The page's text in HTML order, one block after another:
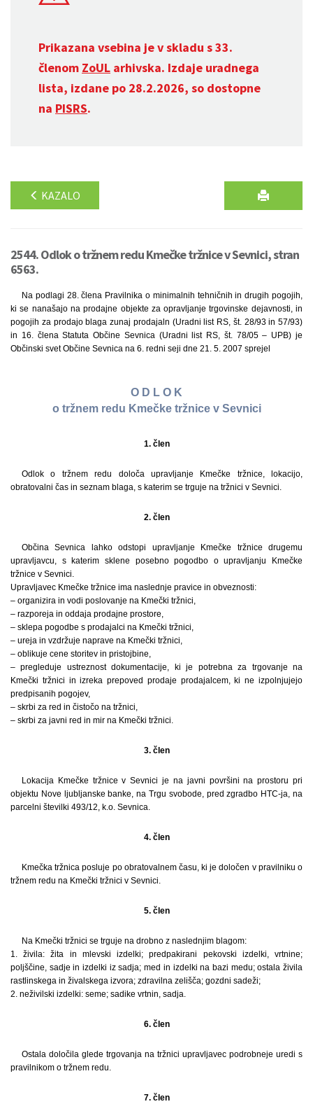
Prikazana vsebina je v skladu s 33.
členom ZoUL arhivska. Izdaje uradnega
lista, izdane po 28.2.2026, so dostopne
na PISRS.
KAZALO
2544. Odlok o tržnem redu Kmečke tržnice v Sevnici, stran
6563.
Na podlagi 28. člena Pravilnika o minimalnih tehničnih in drugih pogojih,
ki se nanašajo na prodajne objekte za opravljanje trgovinske dejavnosti, in
pogojih za prodajo blaga zunaj prodajaln (Uradni list RS, št. 28/93 in 57/93)
in 16. člena Statuta Občine Sevnica (Uradni list RS, št. 78/05 – UPB) je
Občinski svet Občine Sevnica na 6. redni seji dne 21. 5. 2007 sprejel
O D L O K
o tržnem redu Kmečke tržnice v Sevnici
1. člen
Odlok o tržnem redu določa upravljanje Kmečke tržnice, lokacijo,
obratovalni čas in seznam blaga, s katerim se trguje na tržnici v Sevnici.
2. člen
Občina Sevnica lahko odstopi upravljanje Kmečke tržnice drugemu
upravljavcu, s katerim sklene posebno pogodbo o upravljanju Kmečke
tržnice v Sevnici.
Upravljavec Kmečke tržnice ima naslednje pravice in obveznosti:
– organizira in vodi poslovanje na Kmečki tržnici,
– razporeja in oddaja prodajne prostore,
– sklepa pogodbe s prodajalci na Kmečki tržnici,
– ureja in vzdržuje naprave na Kmečki tržnici,
– oblikuje cene storitev in pristojbine,
– pregleduje ustreznost dokumentacije, ki je potrebna za trgovanje na
Kmečki tržnici in izreka prepoved prodaje prodajalcem, ki ne izpolnjujejo
predpisanih pogojev,
– skrbi za red in čistočo na tržnici,
– skrbi za javni red in mir na Kmečki tržnici.
3. člen
Lokacija Kmečke tržnice v Sevnici je na javni površini na prostoru pri
objektu Nove ljubljanske banke, na Trgu svobode, pred zgradbo HTC-ja, na
parcelni številki 493/12, k.o. Sevnica.
4. člen
Kmečka tržnica posluje po obratovalnem času, ki je določen v pravilniku o
tržnem redu na Kmečki tržnici v Sevnici.
5. člen
Na Kmečki tržnici se trguje na drobno z naslednjim blagom:
1. živila: žita in mlevski izdelki; predpakirani pekovski izdelki, vrtnine;
poljščine, sadje in izdelki iz sadja; med in izdelki na bazi medu; ostala živila
rastlinskega in živalskega izvora; zdravilna zelišča; gozdni sadeži;
2. neživilski izdelki: seme; sadike vrtnin, sadja.
6. člen
Ostala določila glede trgovanja na tržnici upravljavec podrobneje uredi s
pravilnikom o tržnem redu.
7. člen